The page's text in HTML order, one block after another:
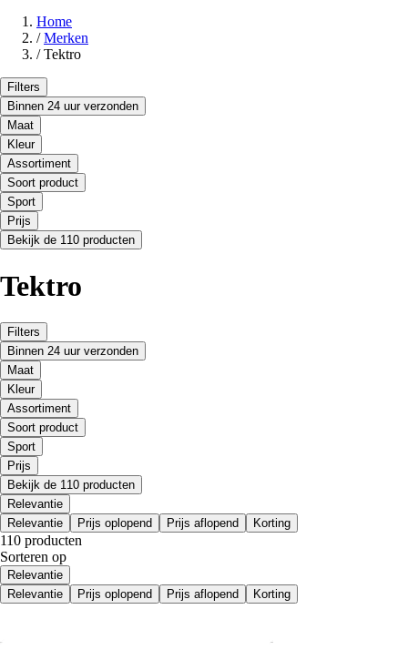
Home
/ Merken
/ Tektro
Filters
Binnen 24 uur verzonden
Maat
Kleur
Assortiment
Soort product
Sport
Prijs
Bekijk de 110 producten
Tektro
Filters
Binnen 24 uur verzonden
Maat
Kleur
Assortiment
Soort product
Sport
Prijs
Bekijk de 110 producten
Relevantie
Relevantie
Prijs oplopend Prijs aflopend Korting
110 producten
Sorteren op
Relevantie
Relevantie
Prijs oplopend Prijs aflopend Korting